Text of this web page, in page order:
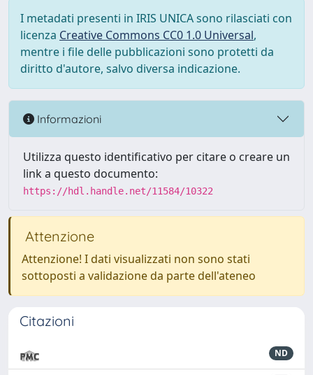
I metadati presenti in IRIS UNICA sono rilasciati con
licenza Creative Commons CC0 1.0 Universal,
mentre i file delle pubblicazioni sono protetti da
diritto d'autore, salvo diversa indicazione.
Informazioni
Utilizza questo identificativo per citare o creare un
link a questo documento:
https://hdl.handle.net/11584/10322
Attenzione
Attenzione! I dati visualizzati non sono stati
sottoposti a validazione da parte dell'ateneo
Citazioni
ND